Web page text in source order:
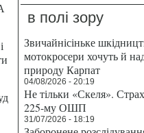
в полі зору
Звичайнісіньке
мотокросери хочуть й
природу Карпат
04/08/2026 - 20:19
Не тільки «Скеля».
225-му ОШП
31/07/2026 - 18:19